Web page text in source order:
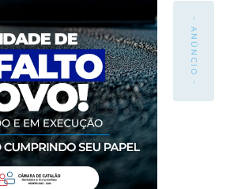
- ANÚNCIO -